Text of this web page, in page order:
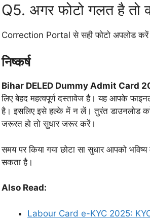
Q5. अगर फोटो गलत है तो
Correction Portal से सही फोटो अपलोड
निष्कर्ष
Bihar DELED Dummy Admit Card
लिए बेहद महत्वपूर्ण दस्तावेज है। यह आपके
है। इसलिए इसे हल्के में न लें। तुरंत डाउनलोड
जरूरत हो तो सुधार जरूर करें।
समय पर किया गया छोटा सा सुधार आपको भविष्य
सकता है।
Also Read:
Labour Card e-KYC 2025: KYC